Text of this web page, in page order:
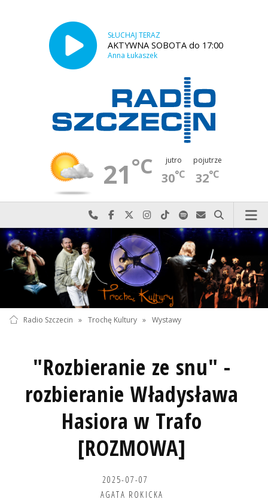
SŁUCHAJ TERAZ
AKTYWNA SOBOTA do 17:00
Anna Łukaszek
21°C jutro
30°C
pojutrze
32°C
Najlepiej po prostu do nas zadzwoń
Odwiedź nas na Facebook-u
Odwiedź nas na X
Odwiedź nas na Instagram-ie
Odwiedź nas na TikTok-u
Szukaj nas na Spotify
Wyślij do nas
Szukaj
Radio Szczecin » Trochę Kultury » Wystawy
"Rozbieranie ze snu" -
rozbieranie Władysława
Hasiora w Trafo
[ROZMOWA]
2025-07-07
AGATA ROKICKA